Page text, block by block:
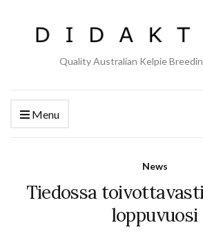
Quality Australian Kelpie
Menu
News
Tiedossa
loppuvuosi